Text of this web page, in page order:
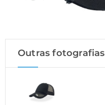
Outras fotografias